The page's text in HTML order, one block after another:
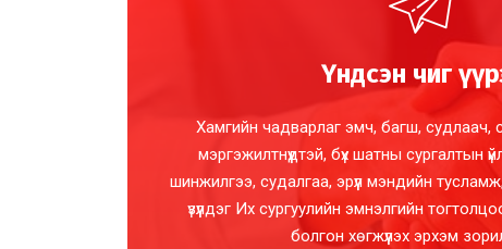
Үндсэн чиг
Хамгийн чадварлаг эмч, багш, судлаач,
мэргэжилтнүүдтэй, бүх шатны сургалтын
шинжилгээ, судалгаа, эрүүл мэндийн
үзүүлдэг Их сургуулийн эмнэлгийн
болгон хөгжүүлэх эрхэм